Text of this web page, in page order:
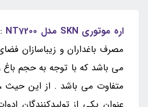
اره موتوری SKN مدل NT7200
مصرف باغداران و زیباسازان
می باشد که با توجه به حجم باغ
متفاوت می باشد . از این حیث ،